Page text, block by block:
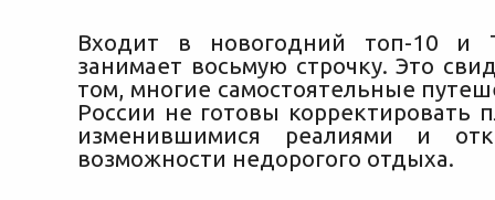
Входит в новогодний топ-10 и
занимает восьмую строчку. Это
том, многие самостоятельные
России не готовы корректировать
изменившимися реалиями и
возможности недорогого отдыха.